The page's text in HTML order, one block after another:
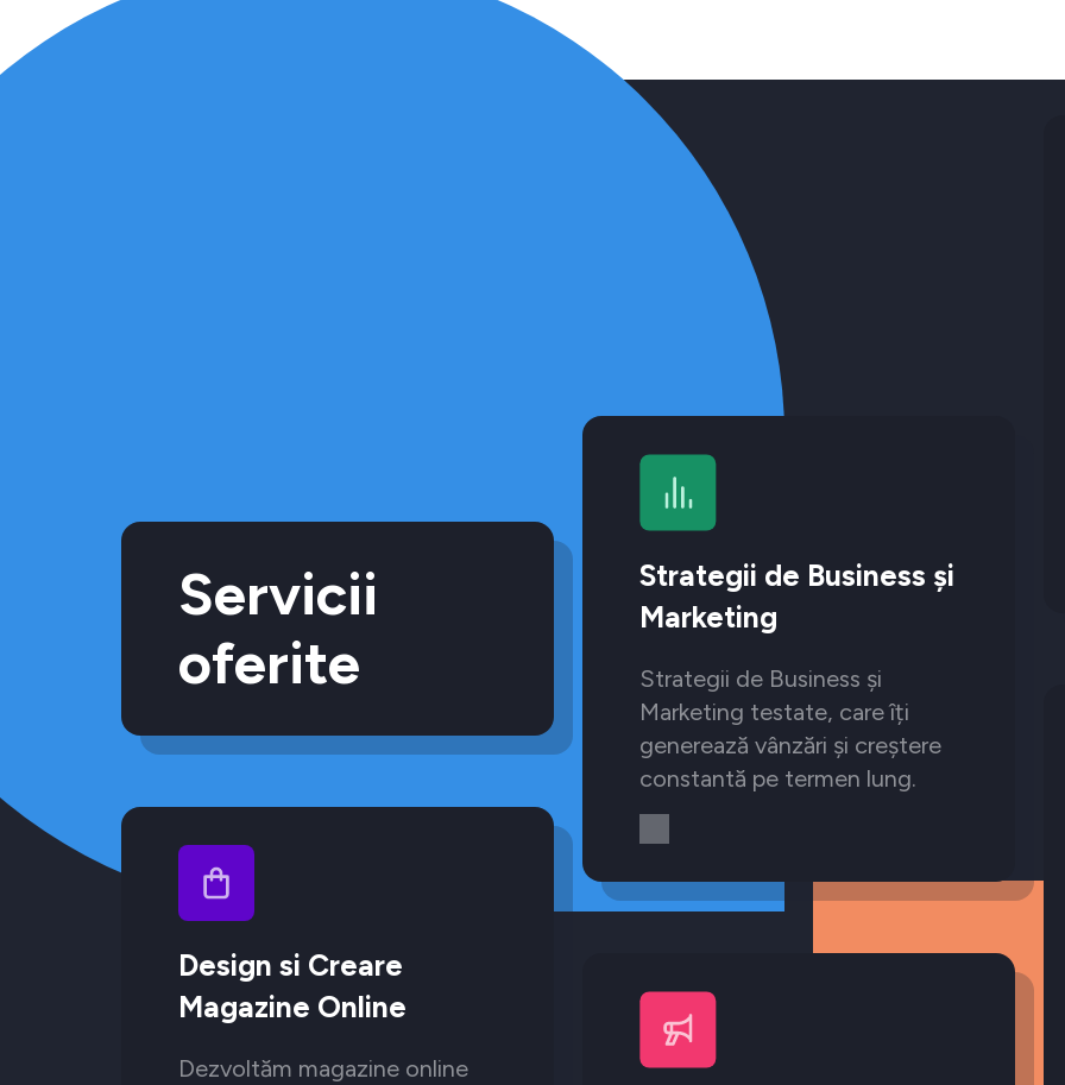
Servicii
oferite
Design si Creare
Magazine Online
Dezvoltăm magazine online
Strategii de Business și
Marketing
Strategii de Business și
Marketing testate, care îți
generează vânzări și creștere
constantă pe termen lung.